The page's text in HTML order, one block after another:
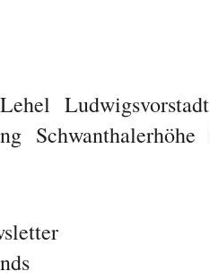
Lehel Ludwigsvorstadt
Schwanthalerhöhe